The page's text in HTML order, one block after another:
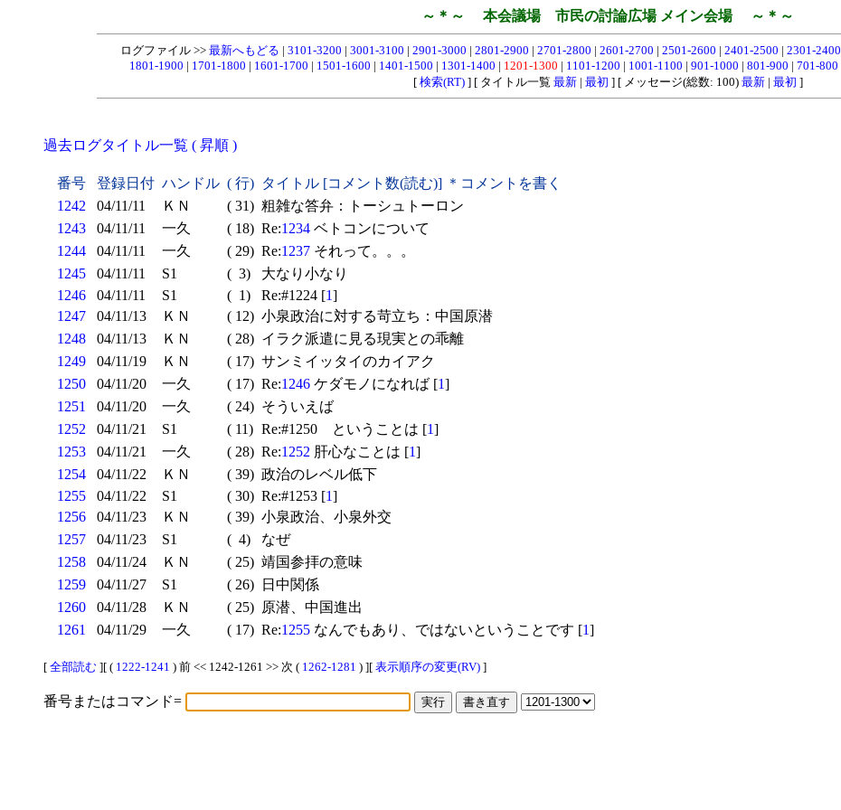
～＊～ 本会議場 市民の討論広場 メイン会場 ～＊～
ログファイル >> 最新へもどる | 3101-3200 | 3001-3100 | 2901-3000 | 2801-2900 | 2701-2800 | 2601-2700 | 2501-2600 | 2401-2500 | 2301-2400
1801-1900 | 1701-1800 | 1601-1700 | 1501-1600 | 1401-1500 | 1301-1400 | 1201-1300 | 1101-1200 | 1001-1100 | 901-1000 | 801-900 | 701-800
[ 検索(RT)] [ タイトル一覧 最新| 最初 ] [ メッセージ(総数: 100) 最新| 最初 ]
過去ログタイトル一覧 ( 昇順 )
番号 登録日付 ハンドル ( 行) タイトル [コメント数(読む)] ＊コメントを書く
1242
04/11/11 ＫＮ ( 31) 粗雑な答弁：トーシュトーロン
1243
04/11/11 一久 ( 18) Re:1234 ベトコンについて
1244
04/11/11 一久 ( 29) Re:1237 それって。。。
1245
04/11/11 S1 ( 3)
大なり小なり
1246
04/11/11 S1 ( 1) Re:#1224 [1]
1247
04/11/13 ＫＮ ( 12) 小泉政治に対する苛立ち：中国原潜
1248
04/11/13 ＫＮ ( 28) イラク派遣に見る現実との乖離
1249
04/11/19 ＫＮ ( 17) サンミイッタイのカイアク
1250
04/11/20 一久 ( 17) Re:1246 ケダモノになれば [1]
1251
04/11/20 一久 ( 24) そういえば
1252
04/11/21 S1 ( 11) Re:#1250 ということは [1]
1253
04/11/21 一久 ( 28) Re:1252 肝心なことは [1]
1254
04/11/22 ＫＮ ( 39) 政治のレベル低下
1255
04/11/22 S1 ( 30) Re:#1253 [1]
1256
04/11/23 ＫＮ ( 39) 小泉政治、小泉外交
1257
04/11/23 S1 ( 4)
なぜ
1258
04/11/24 ＫＮ ( 25) 靖国参拝の意味
1259
04/11/27 S1 ( 26)
日中関係
1260
04/11/28 ＫＮ ( 25) 原潜、中国進出
1261
04/11/29 一久 ( 17) Re:1255 なんでもあり、ではないということです [1]
[ 全部読む ][ ( 1222-1241 ) 前 << 1242-1261 >> 次 ( 1262-1281 ) ][ 表示順序の変更(RV) ]
番号またはコマンド=